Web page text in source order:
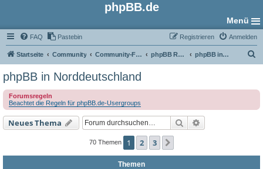
phpBB.de
Menü
FAQ Pastebin Anmelden
Registrieren
Startseite Community Community-Foren phpBB Regional phpBB in Norddeutschland
e
phpBB in Norddeutschland
Forumsregeln
Beachtet die Regeln für phpBB.de-Usergroups
Neues Thema Suche
70 Themen 1 2 3
Themen